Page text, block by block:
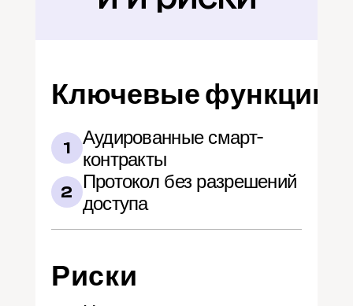
Ключевые функции
1
Аудированные смарт-
контракты
2
Протокол без разрешений
доступа
Риски